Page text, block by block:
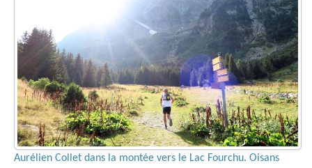
Aurélien Collet dans la montée vers le Lac Fourchu. Oisans